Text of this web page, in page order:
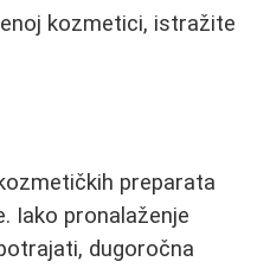
kozmetici, istražite
preparata
Iako pronalaženje
dugoročna